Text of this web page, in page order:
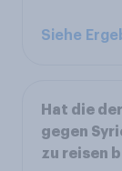
Siehe
Hat die
gegen
zu reisen